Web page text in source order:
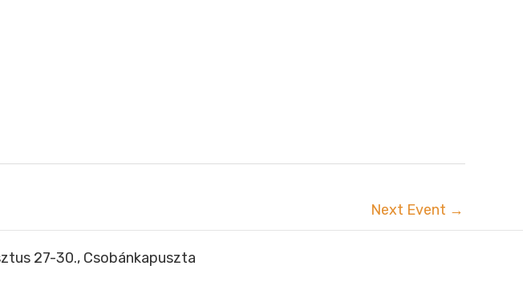
Next Event →
27-30., Csobánkapuszta